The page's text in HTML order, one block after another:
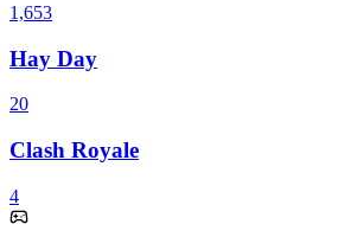
1,653
Hay Day
20
Clash Royale
4